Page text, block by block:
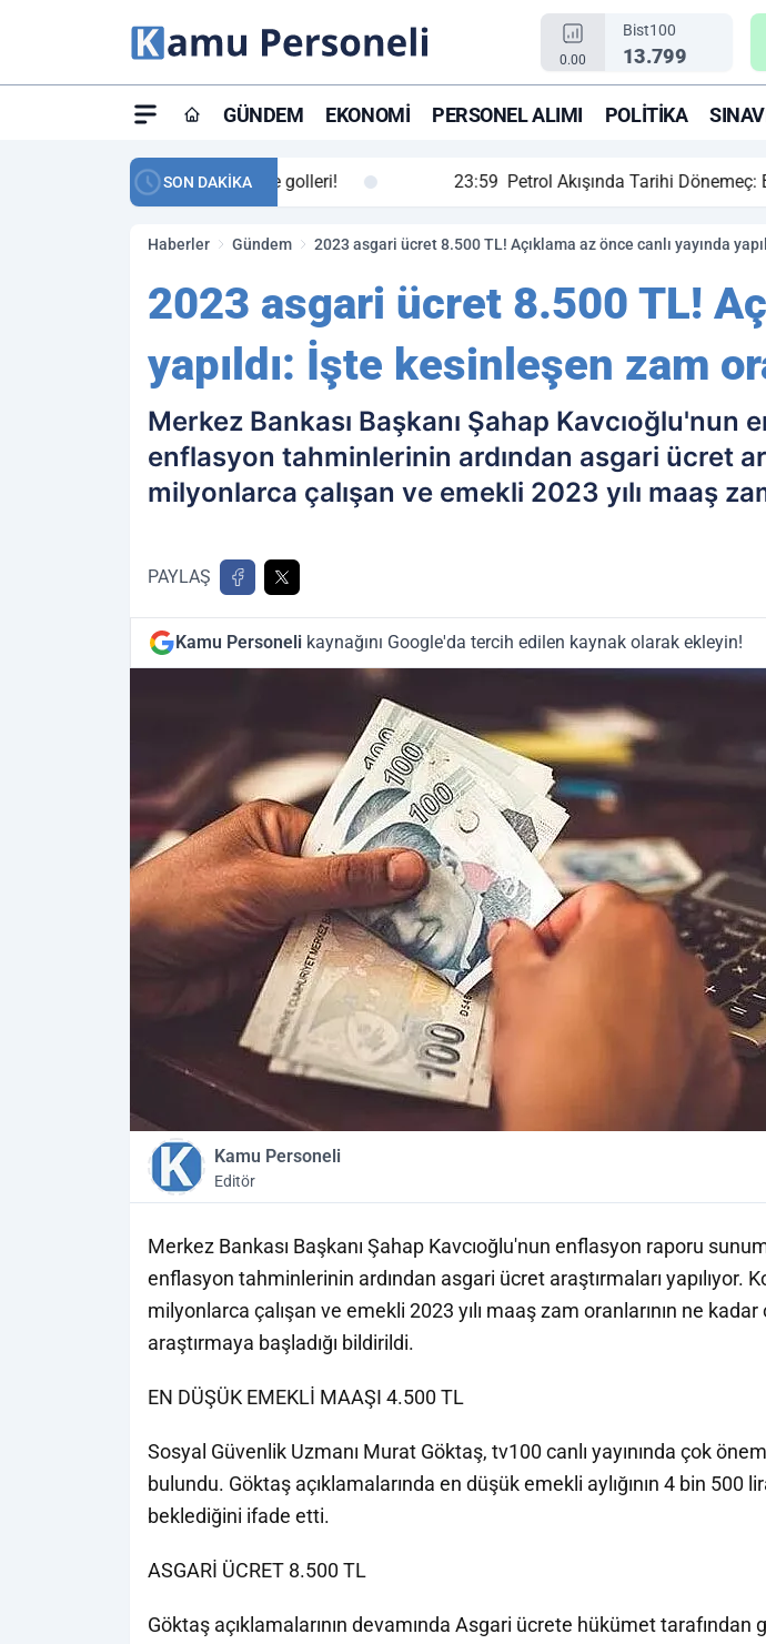
0.00
Bist100
13.799
GÜNDEM EKONOMI PERSONEL ALIMI POLITIKA
SON DAKİKA
maç özeti ve golleri! 23:59 Petrol Akışında Tarihi Dönemeç: Bağdat ve Erbil El
Haberler Gündem 2023 asgari ücret 8.500 TL! Açıklama az önce canlı yayında
2023 asgari ücret 8.500 TL!
yapıldı: İşte kesinleşen zam
Merkez Bankası Başkanı Şahap Kavcıoğlu'nun
enflasyon tahminlerinin ardından asgari ücret
milyonlarca çalışan ve emekli 2023 yılı maaş
PAYLAŞ
Kamu Personeli kaynağını Google'da tercih edilen kaynak olarak ekleyin!
Kamu Personeli
Editör
Merkez Bankası Başkanı Şahap Kavcıoğlu'nun enflasyon raporu
enflasyon tahminlerinin ardından asgari ücret araştırmaları yapılıyor.
milyonlarca çalışan ve emekli 2023 yılı maaş zam oranlarının ne kadar
araştırmaya başladığı bildirildi.
EN DÜŞÜK EMEKLİ MAAŞI 4.500 TL
Sosyal Güvenlik Uzmanı Murat Göktaş, tv100 canlı yayınında çok
bulundu. Göktaş açıklamalarında en düşük emekli aylığının 4 bin 500
beklediğini ifade etti.
ASGARİ ÜCRET 8.500 TL
Göktaş açıklamalarının devamında Asgari ücrete hükümet tarafından